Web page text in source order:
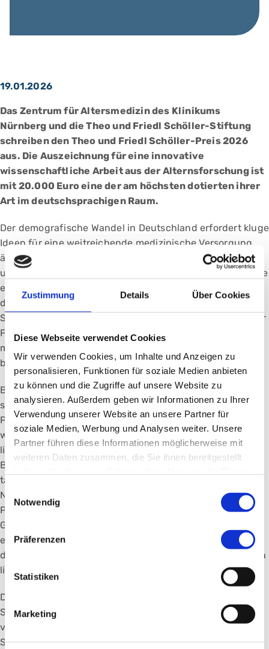
Zustimmung Details Über Cookies
Diese Webseite verwendet Cookies
Wir verwenden Cookies, um Inhalte und Anzeigen zu
personalisieren, Funktionen für soziale Medien anbieten
zu können und die Zugriffe auf unsere Website zu
analysieren. Außerdem geben wir Informationen zu Ihrer
Verwendung unserer Website an unsere Partner für
soziale Medien, Werbung und Analysen weiter. Unsere
Partner führen diese Informationen möglicherweise mit
weiteren Daten zusammen, die Sie ihnen bereitgestellt
Notwendig
Präferenzen
Statistiken
Marketing
19.01.2026
Das Zentrum für Altersmedizin des Klinikums
Nürnberg und die Theo und Friedl Schöller-Stiftung
schreiben den Theo und Friedl Schöller-Preis 2026
aus. Die Auszeichnung für eine innovative
wissenschaftliche Arbeit aus der Alternsforschung ist
mit 20.000 Euro eine der am höchsten dotierten ihrer
Art im deutschsprachigen Raum.
Der demografische Wandel in Deutschland erfordert kluge
Ideen für eine weitreichende medizinische Versorgung
älterer Menschen. Das Klinikum Nürnberg und die Theo
und Friedl Schöller-Stiftung laden angehende ebenso wie
etablierte Wissenschaftlerinnen und Wissenschaftler
daher wieder zur Bewerbung um den Theo und Friedl
Schöller-Preis ein. Seit 2013 zeichnet der Preis jedes Jahr
Forschungsarbeiten aus, die sich mit den Belangen
mehrfach erkrankter Menschen im hohen Lebensalter
befassen.
Bewerbungsschluss ist der 13. Juni 2026. Entscheidend
sind dabei der Neuigkeitswert, der Nutzen für
Patientinnen, Patienten und Personal sowie die
wissenschaftlich-methodische Qualität. In diesem Jahr
liegt der Themenschwerpunkt auf der Altersmedizin.
Bewerben können sich im deutschsprachigen Raum
tätige Forschende aus den Bereichen Medizin, Lebens-,
Natur- und Ingenieurwissenschaften, aus den Geistes-,
Pflege-, Sozialwissenschaften oder der
Gesundheitsökonomie. Auch Gruppenarbeiten können
eingereicht werden. Das Ende der Datenerhebung und
die Auswertung müssen in den vergangenen fünf Jahren
liegen. Eine Publikation ist nicht zwingend erforderlich.
Der Preis wird traditionell im Rahmen des Schöller-
Symposiums für Altersmedizin im Herbst in Nürnberg
verliehen. Das Unternehmer-Ehepaar Friedl und Theo
Schöller engagierte sich jahrelang für das Klinikum